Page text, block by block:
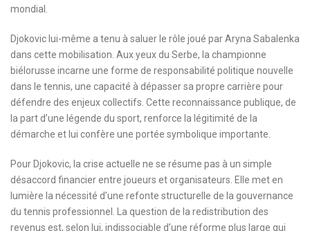
mondial.
Djokovic lui-même a tenu à saluer le rôle joué par Aryna Sabalenka
dans cette mobilisation. Aux yeux du Serbe, la championne
biélorusse incarne une forme de responsabilité politique nouvelle
dans le tennis, une capacité à dépasser sa propre carrière pour
défendre des enjeux collectifs. Cette reconnaissance publique, de
la part d’une légende du sport, renforce la légitimité de la
démarche et lui confère une portée symbolique importante.
Pour Djokovic, la crise actuelle ne se résume pas à un simple
désaccord financier entre joueurs et organisateurs. Elle met en
lumière la nécessité d’une refonte structurelle de la gouvernance
du tennis professionnel. La question de la redistribution des
revenus est, selon lui, indissociable d’une réforme plus large qui